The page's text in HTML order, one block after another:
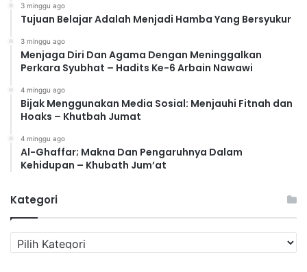
3 minggu ago
Tujuan Belajar Adalah Menjadi Hamba Yang Bersyukur
3 minggu ago
Menjaga Diri Dan Agama Dengan Meninggalkan
Perkara Syubhat – Hadits Ke-6 Arbain Nawawi
4 minggu ago
Bijak Menggunakan Media Sosial: Menjauhi Fitnah dan
Hoaks – Khutbah Jumat
4 minggu ago
Al-Ghaffar; Makna Dan Pengaruhnya Dalam
Kehidupan – Khubath Jum’at
Kategori
a